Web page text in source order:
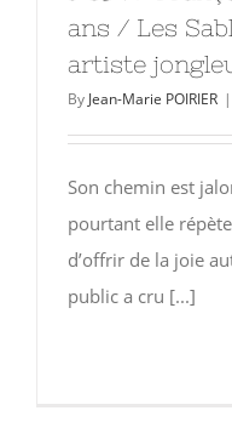
ans / Les
artiste
By Jean-Marie POIRIER |
Son chemin est
pourtant elle
d’offrir de la joie
public a cru [...]